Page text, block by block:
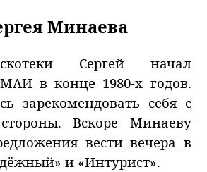
Минаева
Сергей начал
в конце 1980-х годов.
зарекомендовать себя с
Вскоре Минаеву
вести вечера в
и «Интурист».